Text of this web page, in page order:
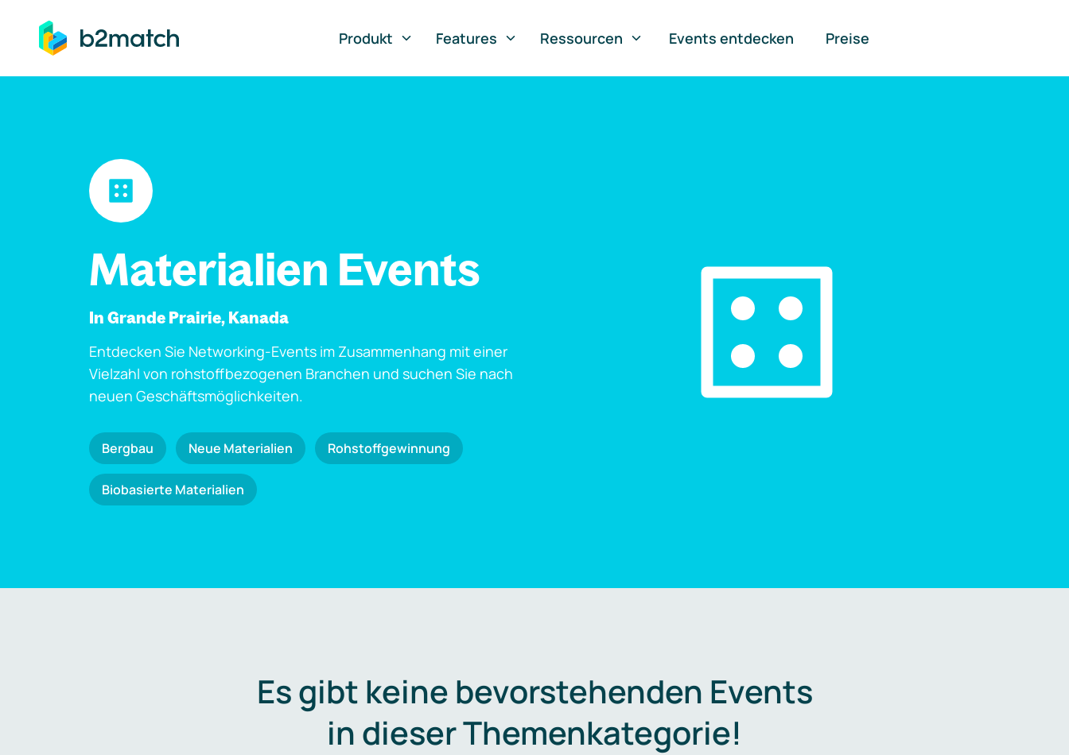
springen
Produkt
Features Ressourcen Events entdecken Preise
Materialien Events
In Grande Prairie, Kanada
Entdecken Sie Networking-Events im Zusammenhang mit einer
Vielzahl von rohstoffbezogenen Branchen und suchen Sie nach
neuen Geschäftsmöglichkeiten.
Bergbau Neue Materialien Rohstoffgewinnung
Biobasierte Materialien
Es gibt keine bevorstehenden Events
in dieser Themenkategorie!